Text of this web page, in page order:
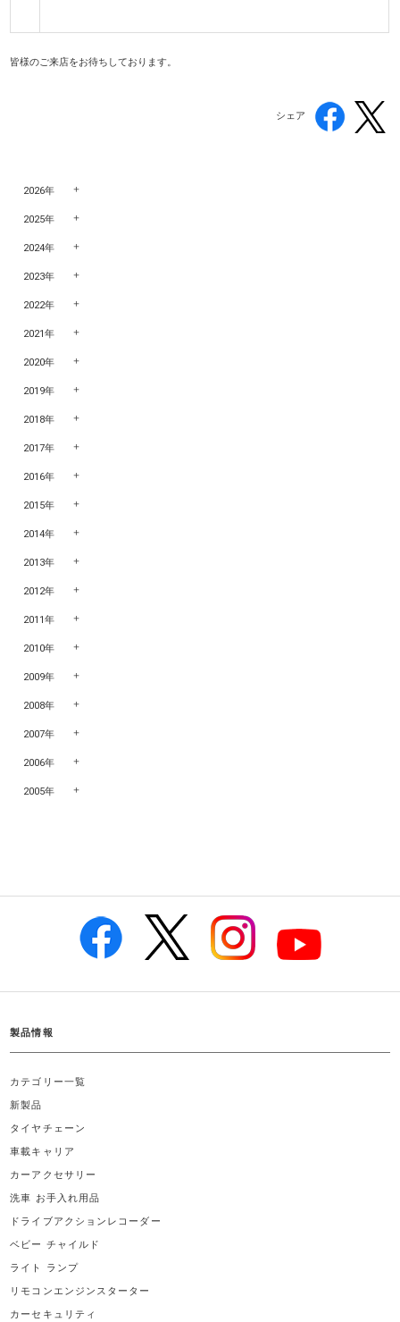
皆様のご来店をお待ちしております。
シェア
2026年
2025年
2024年
2023年
2022年
2021年
2020年
2019年
2018年
2017年
2016年
2015年
2014年
2013年
2012年
2011年
2010年
2009年
2008年
2007年
2006年
2005年
製品情報
カテゴリー一覧
新製品
タイヤチェーン
車載キャリア
カーアクセサリー
洗車 お手入れ用品
ドライブアクションレコーダー
ベビー チャイルド
ライト ランプ
リモコンエンジンスターター
カーセキュリティ